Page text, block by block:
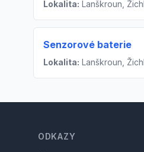
Lokalita: Lanškroun,
Senzorové baterie
Lokalita: Lanškroun,
ODKAZY